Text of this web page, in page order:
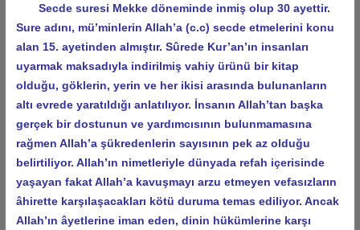
Secde suresi Mekke döneminde inmiş olup 30 ayettir.
Sure adını, mü’minlerin Allah’a (c.c) secde etmelerini konu
alan 15. ayetinden almıştır. Sûrede Kur’an’ın insanları
uyarmak maksadıyla indirilmiş vahiy ürünü bir kitap
olduğu, göklerin, yerin ve her ikisi arasında bulunanların
altı evrede yaratıldığı anlatılıyor. İnsanın Allah’tan başka
gerçek bir dostunun ve yardımcısının bulunmamasına
rağmen Allah’a şükredenlerin sayısının pek az olduğu
belirtiliyor. Allah’ın nimetleriyle dünyada refah içerisinde
yaşayan fakat Allah’a kavuşmayı arzu etmeyen vefasızların
âhirette karşılaşacakları kötü duruma temas ediliyor. Ancak
Allah’ın âyetlerine iman eden, dinin hükümlerine karşı